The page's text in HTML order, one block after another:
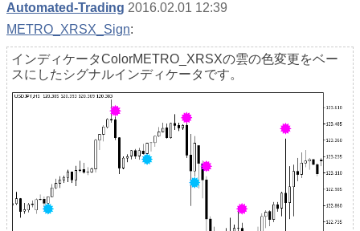
Automated-Trading 2016.02.01 12:39
METRO_XRSX_Sign:
インディケータColorMETRO_XRSXの雲の色変更をベー
スにしたシグナルインディケータです。